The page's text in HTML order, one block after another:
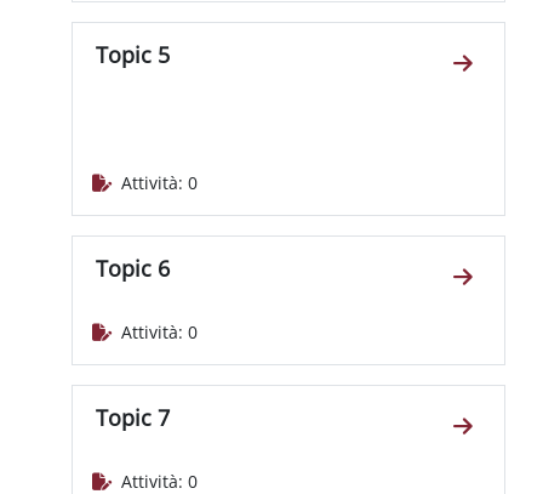
Topic 5
Vai alla
Attività: 0
Topic 6
Vai alla
Attività: 0
Topic 7
Vai alla
Attività: 0